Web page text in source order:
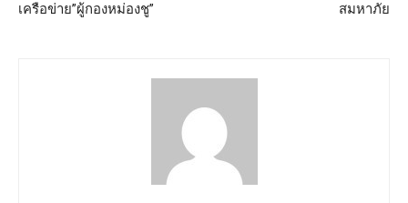
เครือข่าย”ผู้กองหม่องชู”
สมหาภัย